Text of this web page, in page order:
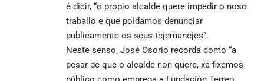
é dicir, “o propio alcalde quere impedir o noso
traballo e que poidamos denunciar
publicamente os seus tejemanejes”.
Neste senso, José Osorio recorda como “a
pesar de que o alcalde non quere, xa fixemos